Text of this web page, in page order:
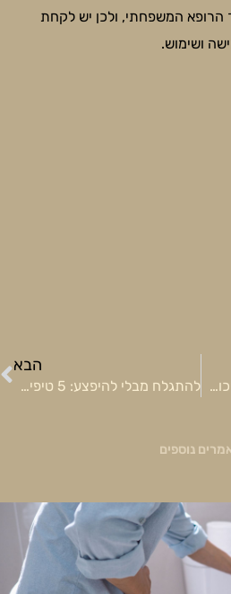
המשפחתי, ולכן יש לקחת
ושימוש.
מה הקשר בין פחי מחזור, איכות הסביבה והבריאות שלנו?
הבא
להתגלח מבלי להיפצע: 5 טיפים שישנו לכם את החיים
נוספים